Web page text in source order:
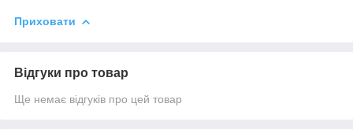
Приховати
Відгуки про товар
Ще немає відгуків про цей товар